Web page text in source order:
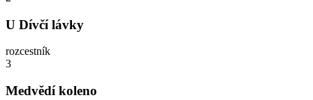
U Dívčí lávky
rozcestník
3
Medvědí koleno